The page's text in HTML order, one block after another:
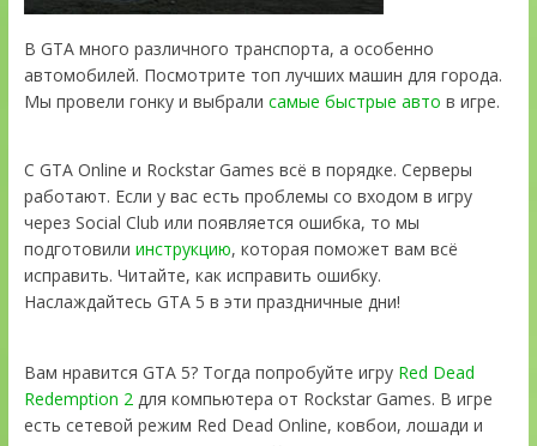
В GTA много различного транспорта, а особенно
автомобилей. Посмотрите топ лучших машин для города.
Мы провели гонку и выбрали самые быстрые авто в игре.
С GTA Online и Rockstar Games всё в порядке. Серверы
работают. Если у вас есть проблемы со входом в игру
через Social Club или появляется ошибка, то мы
подготовили инструкцию, которая поможет вам всё
исправить. Читайте, как исправить ошибку.
Наслаждайтесь GTA 5 в эти праздничные дни!
Вам нравится GTA 5? Тогда попробуйте игру Red Dead
Redemption 2для компьютера от Rockstar Games. В игре
есть сетевой режим Red Dead Online, ковбои, лошади и